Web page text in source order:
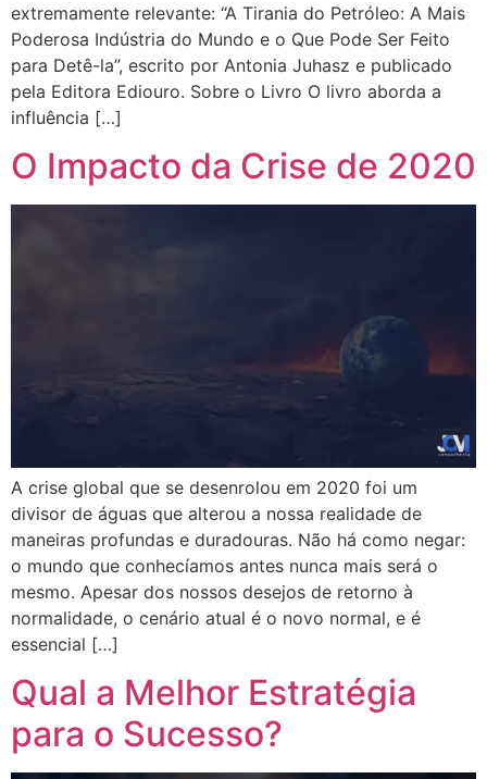
extremamente relevante: “A Tirania do Petróleo: A Mais
Poderosa Indústria do Mundo e o Que Pode Ser Feito
para Detê-la”, escrito por Antonia Juhasz e publicado
pela Editora Ediouro. Sobre o Livro O livro aborda a
influência […]
O Impacto da Crise de 2020
A crise global que se desenrolou em 2020 foi um
divisor de águas que alterou a nossa realidade de
maneiras profundas e duradouras. Não há como negar:
o mundo que conhecíamos antes nunca mais será o
mesmo. Apesar dos nossos desejos de retorno à
normalidade, o cenário atual é o novo normal, e é
essencial […]
Qual a Melhor Estratégia
para o Sucesso?